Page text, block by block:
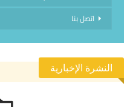
اتصل بنا
النشرة الإخبارية